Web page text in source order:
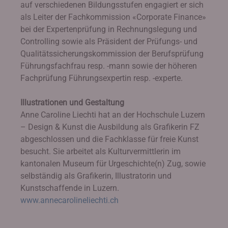
auf verschiedenen Bildungsstufen engagiert er sich
als Leiter der Fachkommission «Corporate Finance»
bei der Expertenprüfung in Rechnungslegung und
Controlling sowie als Präsident der Prüfungs- und
Qualitätssicherungskommission der Berufsprüfung
Führungsfachfrau resp. -mann sowie der höheren
Fachprüfung Führungsexpertin resp. -experte.
Illustrationen und Gestaltung
Anne Caroline Liechti hat an der Hochschule Luzern
– Design & Kunst die Ausbildung als Grafikerin FZ
abgeschlossen und die Fachklasse für freie Kunst
besucht. Sie arbeitet als Kulturvermittlerin im
kantonalen Museum für Urgeschichte(n) Zug, sowie
selbständig als Grafikerin, Illustratorin und
Kunstschaffende in Luzern.
www.annecarolineliechti.ch